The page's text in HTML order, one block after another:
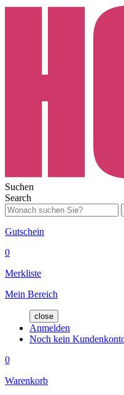
Suchen
Search
Gutschein
0
Merkliste
Mein Bereich
close
Anmelden
Noch kein
0
Warenkorb